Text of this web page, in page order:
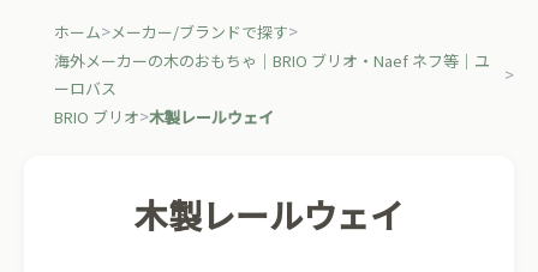
ホーム メーカー/ブランドで探す
海外メーカーの木のおもちゃ｜BRIO ブリオ・Naef ネフ等｜ユ
ーロバス
BRIO ブリオ 木製レールウェイ
木製レールウェイ